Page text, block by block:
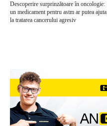
Descoperire surprinzătoare în oncologie:
un medicament pentru astm ar putea ajuta
la tratarea cancerului agresiv